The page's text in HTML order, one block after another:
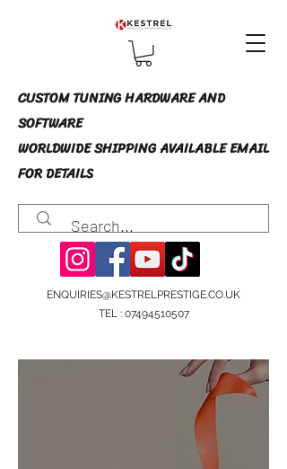
CUSTOM TUNING HARDWARE AND
SOFTWARE
WORLDWIDE SHIPPING AVAILABLE EMAIL
FOR DETAILS
ENQUIRIES@KESTRELPRESTIGE.CO.UK
TEL : 07494510507